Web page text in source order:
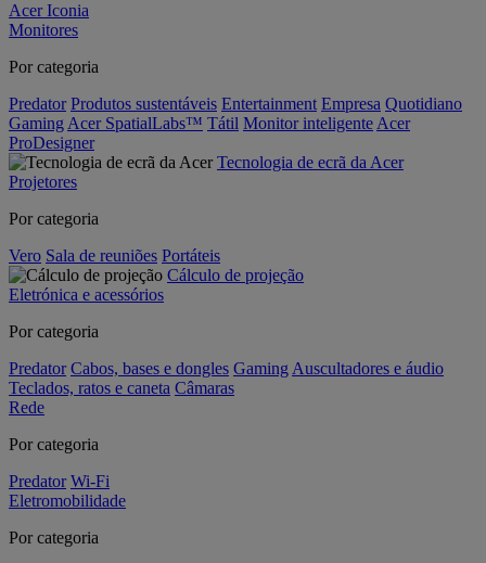
Acer Iconia
Monitores
Por categoria
Predator Produtos sustentáveis Entertainment Empresa Quotidiano
Gaming Acer SpatialLabs™ Tátil Monitor inteligente Acer
ProDesigner
Tecnologia de ecrã da Acer
Projetores
Por categoria
Vero Sala de reuniões Portáteis
Cálculo de projeção
Eletrónica e acessórios
Por categoria
Predator Cabos, bases e dongles Gaming Auscultadores e áudio
Teclados, ratos e caneta Câmaras
Rede
Por categoria
Predator Wi-Fi
Eletromobilidade
Por categoria